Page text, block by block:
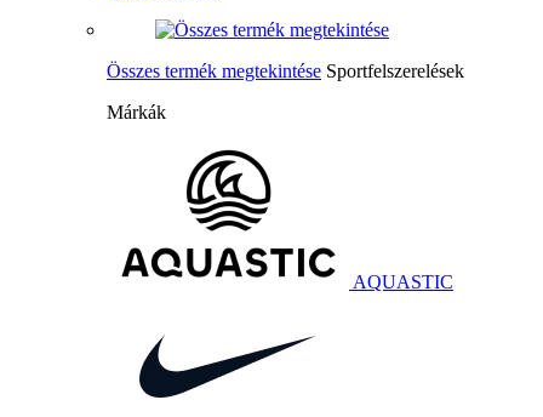
Összes termék megtekintése Sportfelszerelések
Márkák
AQUASTIC